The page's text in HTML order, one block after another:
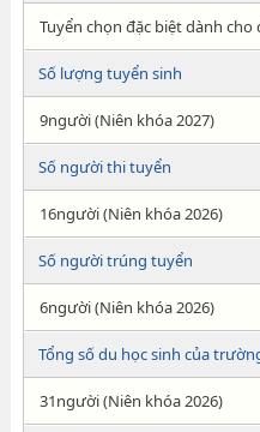
Tuyển chọn đặc biệt dành cho
Số lượng tuyển sinh
9người (Niên khóa 2027)
Số người thi tuyển
16người (Niên khóa 2026)
Số người trúng tuyển
6người (Niên khóa 2026)
Tổng số du học sinh của
31người (Niên khóa 2026)